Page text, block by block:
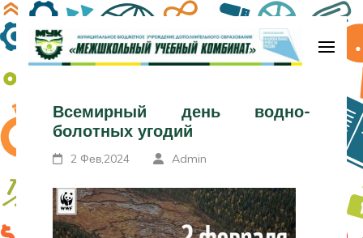
Перейти
к
содержимому
Enter)комбинат»
Всемирный день водно-
болотных угодий
2 Фев,2024 Admin